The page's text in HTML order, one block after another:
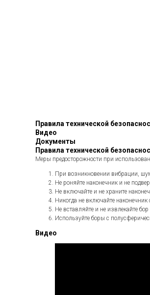
Правила технической
Видео
Документы
Правила технической
Меры предосторожности при
При возникновении вибрации,
Не роняйте наконечник и не
Не включайте и не храните
Никогда не включайте
Не вставляйте и не извлекайте
Используйте боры с
Видео